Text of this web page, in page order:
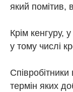
який помітив,
Крім кенгуру,
у тому числі
Співробітники
термін яких